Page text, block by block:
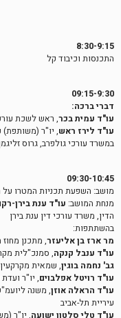
8:30-9:15
התכנסות וכיבוד קל
09:15-9:30
דברי ברכה:
עו"ד עמית בכר, ראש לשכת
עו"ד לירז ראש, יו"ר (משותפת)
במשרד עורכי גולפרב, גרוס
09:30-10:45
מושב: השפעת תכניות המטרו על
מנחת המושב: עו"ד ענת בירן-
הדין, משרד עורכי דין ענת בירן
בהשתתפות:
מר ארז בן אליעזר, מתכנן
עו"ד ענבל קנקה, סמנכ"לית
גב' נחמה בוגין, שמאית
עו"ד רויטל אפלבוים, יו"ר
עו"ד הראלה אוזן, משנה
עיריית תל-אביב
עו"ד טלי סלטון ישועה, יו"ר